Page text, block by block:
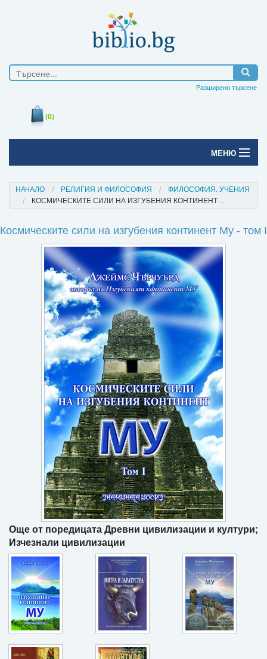
Разширено търсене
(0)
МЕНЮ
Печатни книги
Електронни книги
Е-списания
Подаръци
Ваучери
Промоции
Контакти
Вход
Регистрация
НАЧАЛО РЕЛИГИЯ И ФИЛОСОФИЯ
ФИЛОСОФИЯ. УЧЕНИЯ
КОСМИЧЕСКИТЕ СИЛИ НА ИЗГУБЕНИЯ КОНТИНЕНТ ...
Космическите сили на изгубения континент Му - том I
Още от поредицата Древни цивилизации и култури;
Изчезнали цивилизации